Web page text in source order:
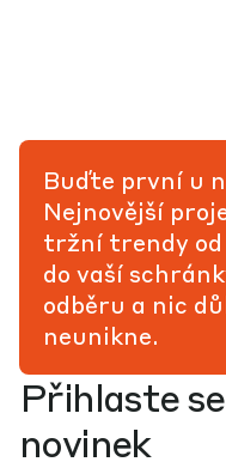
Přihlaste
novinek
Buďte první u
Nejnovější
tržní trendy
do vaší
odběru a nic
neunikne.